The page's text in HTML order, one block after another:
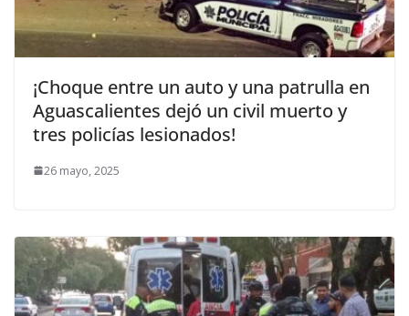
¡Choque entre un auto y una patrulla en
Aguascalientes dejó un civil muerto y
tres policías lesionados!
26 mayo, 2025